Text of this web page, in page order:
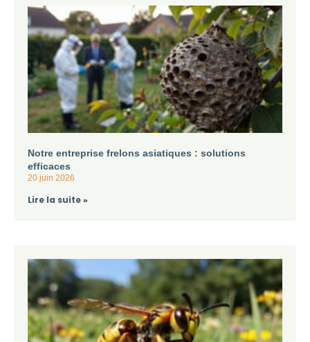
Notre entreprise frelons asiatiques : solutions
efficaces
20 juin 2026
Lire la suite »